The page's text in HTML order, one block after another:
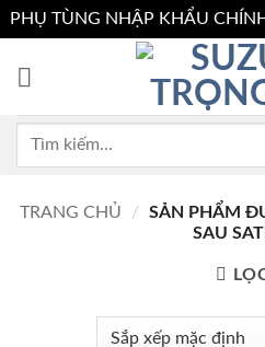
PHỤ TÙNG NHẬP KHẨU
Tìm
TRANG CHỦ /
SẢN PHẨM
SAU